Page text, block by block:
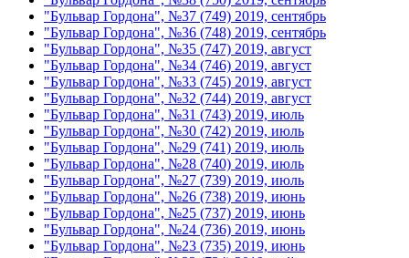
"Бульвар Гордона", №37 (749) 2019, сентябрь
"Бульвар Гордона", №36 (748) 2019, сентябрь
"Бульвар Гордона", №35 (747) 2019, август
"Бульвар Гордона", №34 (746) 2019, август
"Бульвар Гордона", №33 (745) 2019, август
"Бульвар Гордона", №32 (744) 2019, август
"Бульвар Гордона", №31 (743) 2019, июль
"Бульвар Гордона", №30 (742) 2019, июль
"Бульвар Гордона", №29 (741) 2019, июль
"Бульвар Гордона", №28 (740) 2019, июль
"Бульвар Гордона", №27 (739) 2019, июль
"Бульвар Гордона", №26 (738) 2019, июнь
"Бульвар Гордона", №25 (737) 2019, июнь
"Бульвар Гордона", №24 (736) 2019, июнь
"Бульвар Гордона", №23 (735) 2019, июнь